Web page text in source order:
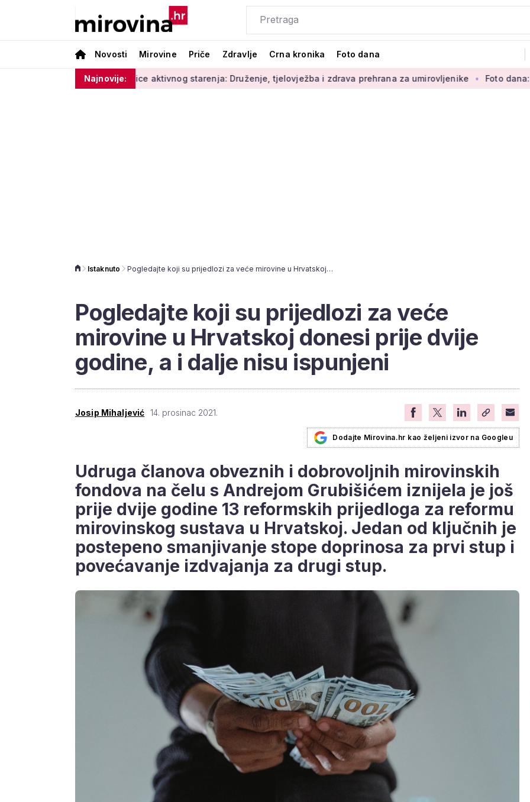
Novosti Mirovine Priče Zdravlje Crna kronika Foto dana
Najnovije:
Radionice aktivnog starenja: Druženje, tjelovježba i zdrava prehrana za umirovljenike Foto dana: 'Najljepši
Istaknuto Pogledajte koji su prijedlozi za veće mirovine u Hrvatskoj donesi prije dvije godine, a i dalje nisu ispunjeni
Pogledajte koji su prijedlozi za veće
mirovine u Hrvatskoj donesi prije dvije
godine, a i dalje nisu ispunjeni
Josip Mihaljević 14. prosinac 2021.
Dodajte Mirovina.hr kao željeni izvor na Googleu
Udruga članova obveznih i dobrovoljnih mirovinskih
fondova na čelu s Andrejom Grubišićem iznijela je još
prije dvije godine 13 reformskih prijedloga za reformu
mirovinskog sustava u Hrvatskoj. Jedan od ključnih je
postepeno smanjivanje stope doprinosa za prvi stup i
povećavanje izdvajanja za drugi stup.